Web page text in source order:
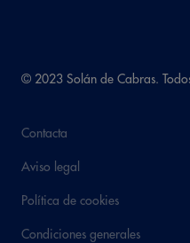
© 2023 Solán de Cabras.
Contacta
Aviso legal
Política de cookies
Condiciones generales